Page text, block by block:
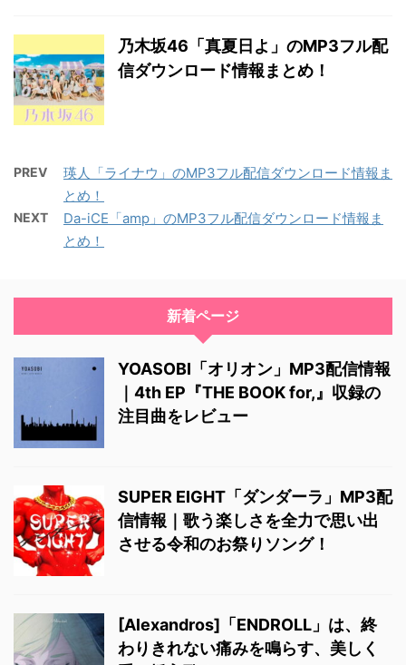
乃木坂46「真夏日よ」のMP3フル配
信ダウンロード情報まとめ！
PREV
瑛人「ライナウ」のMP3フル配信ダウンロード情報ま
とめ！
NEXT
Da-iCE「amp」のMP3フル配信ダウンロード情報ま
とめ！
新着ページ
YOASOBI「オリオン」MP3配信情報
｜4th EP『THE BOOK for,』収録の
注目曲をレビュー
SUPER EIGHT「ダンダーラ」MP3配
信情報｜歌う楽しさを全力で思い出
させる令和のお祭りソング！
[Alexandros]「ENDROLL」は、終
わりきれない痛みを鳴らす、美しく